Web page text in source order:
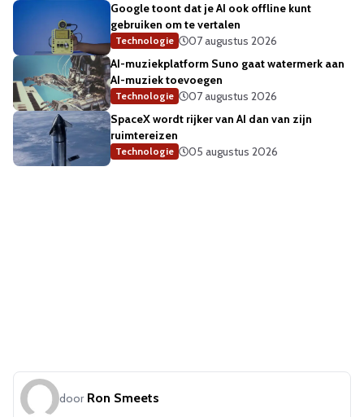
Google toont dat je AI ook offline kunt
gebruiken om te vertalen
Technologie
07 augustus 2026
AI-muziekplatform Suno gaat watermerk aan
AI-muziek toevoegen
Technologie
07 augustus 2026
SpaceX wordt rijker van AI dan van zijn
ruimtereizen
Technologie 05 augustus 2026
door Ron Smeets